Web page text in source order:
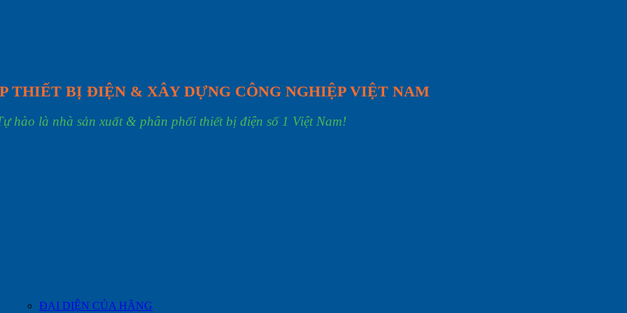
THIẾT BỊ ĐIỆN & XÂY DỰNG CÔNG NGHIỆP VIỆT NAM
hào là nhà sản xuất & phân phối thiết bị điện số 1 Việt Nam!
ĐẠI DIỆN CỦA HÃNG